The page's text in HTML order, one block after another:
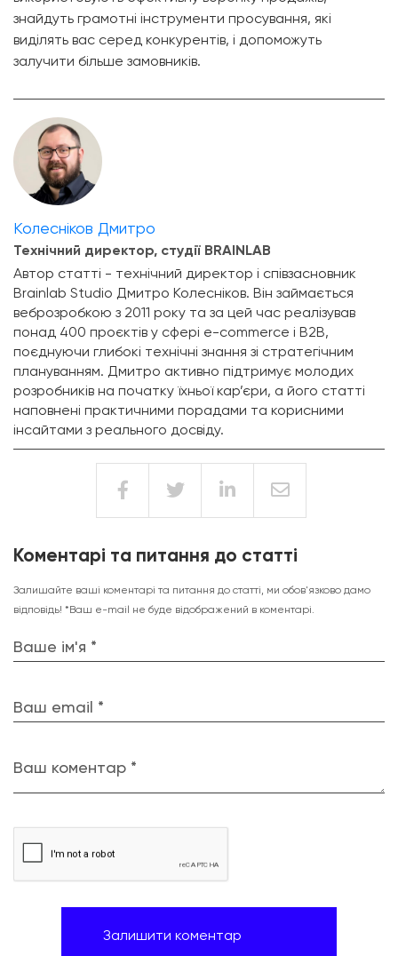
знайдуть грамотні інструменти просування, які
виділять вас серед конкурентів, і допоможуть
залучити більше замовників.
Колесніков Дмитро
Технічний директор, студії BRAINLAB
Автор статті - технічний директор і співзасновник
Brainlab Studio Дмитро Колесніков. Він займається
веброзробкою з 2011 року та за цей час реалізував
понад 400 проєктів у сфері e-commerce і B2B,
поєднуючи глибокі технічні знання зі стратегічним
плануванням. Дмитро активно підтримує молодих
розробників на початку їхньої кар’єри, а його статті
наповнені практичними порадами та корисними
інсайтами з реального досвіду.
Коментарі та питання до статті
Залишайте ваші коментарі та питання до статті, ми обов'язково дамо
відповідь! *Ваш e-mail не буде відображений в коментарі.
Ваше ім'я *
Ваш email *
Ваш коментар *